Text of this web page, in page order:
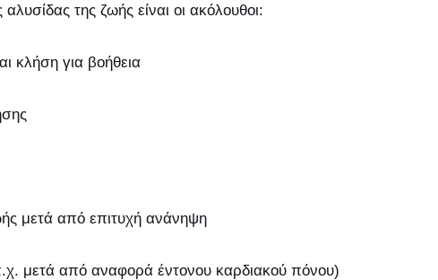
της ζωής είναι οι ακόλουθοι:
κλήση για βοήθεια
μετά από επιτυχή ανάνηψη
μετά από αναφορά έντονου καρδιακού πόνου)